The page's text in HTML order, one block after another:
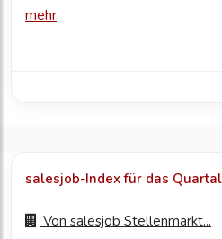
mehr
salesjob-Index für das
Von salesjob Stellenmarkt...